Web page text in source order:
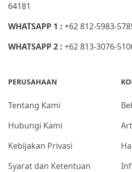
64181
WHATSAPP 1 : +62 812-5983-
WHATSAPP 2 : +62 813-3076-
PERUSAHAAN
Tentang Kami
Hubungi Kami
Kebijakan Privasi
Syarat dan Ketentuan